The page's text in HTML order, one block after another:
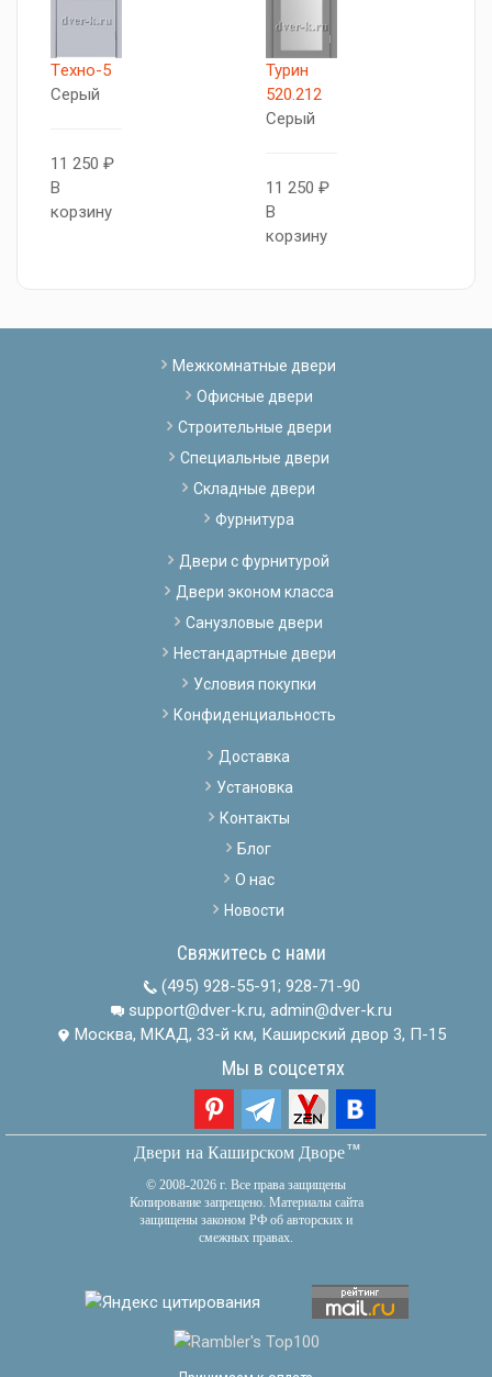
Tехно-5
Серый
11 250 ₽
В
корзину
Турин
520.212
Серый
11 250 ₽
В
корзину
Межкомнатные двери
Офисные двери
Строительные двери
Специальные двери
Складные двери
Фурнитура
Двери с фурнитурой
Двери эконом класса
Санузловые двери
Нестандартные двери
Условия покупки
Конфиденциальность
Доставка
Установка
Контакты
Блог
О нас
Новости
Свяжитесь с нами
(495) 928-55-91; 928-71-90
support@dver-k.ru, admin@dver-k.ru
Москва, МКАД, 33-й км, Каширский двор 3, П-15
Мы в соцсетях
Двери на Каширском Дворетм
© 2008-2026 г. Все права защищены
Копирование запрещено. Материалы сайта
защищены законом РФ об авторских и
смежных правах.